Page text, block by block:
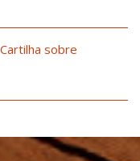
sobre